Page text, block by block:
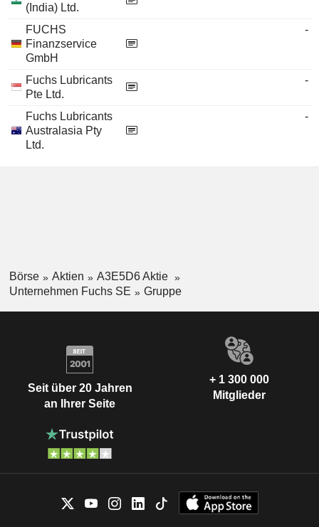
(India) Ltd.
FUCHS
Finanzservice
GmbH
-
Fuchs Lubricants
Pte Ltd.
-
Fuchs Lubricants
Australasia Pty
Ltd.
-
Börse Aktien
A3E5D6 Aktie
Unternehmen Fuchs SE
Gruppe
Seit über 20 Jahren
an Ihrer Seite
+ 1 300 000
Mitglieder